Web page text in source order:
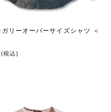
リーオーバーサイズシャツ ＜
(税込)